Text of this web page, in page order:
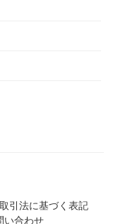
引法に基づく表記
い合わせ